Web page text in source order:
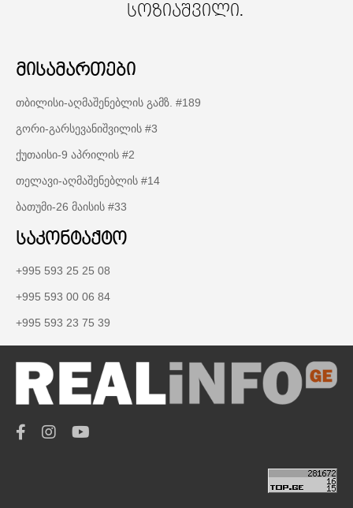
სოზიაშვილი.
მისამართები
თბილისი-აღმაშენებლის გამზ. #189
გორი-გარსევანიშვილის #3
ქუთაისი-9 აპრილის #2
თელავი-აღმაშენებლის #14
ბათუმი-26 მაისის #33
საკონტაქტო
+995 593 25 25 08
+995 593 00 06 84
+995 593 23 75 39